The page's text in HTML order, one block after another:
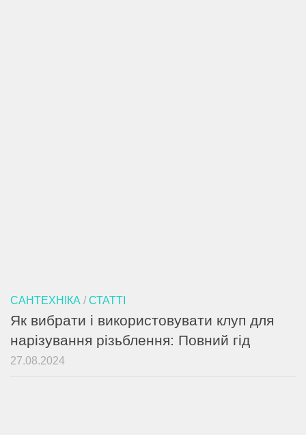
САНТЕХНІКА / СТАТТІ
Як вибрати і використовувати клуп для
нарізування різьблення: Повний гід
27.08.2024